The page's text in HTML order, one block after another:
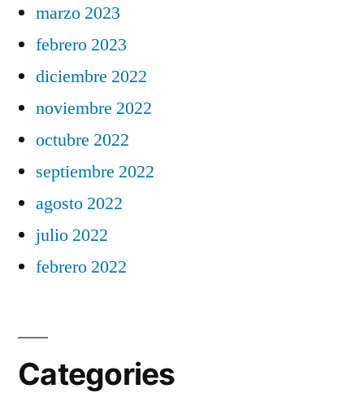
marzo 2023
febrero 2023
diciembre 2022
noviembre 2022
octubre 2022
septiembre 2022
agosto 2022
julio 2022
febrero 2022
Categories